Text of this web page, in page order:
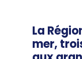
La
mer,